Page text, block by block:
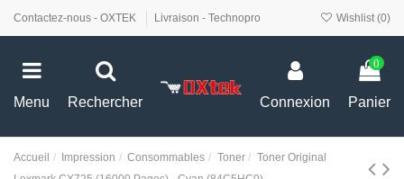
Contactez-nous - OXTEK Livraison - Technopro Wishlist (0)
Menu Rechercher Connexion
0
Panier
Accueil Impression Consommables Toner
Toner Original